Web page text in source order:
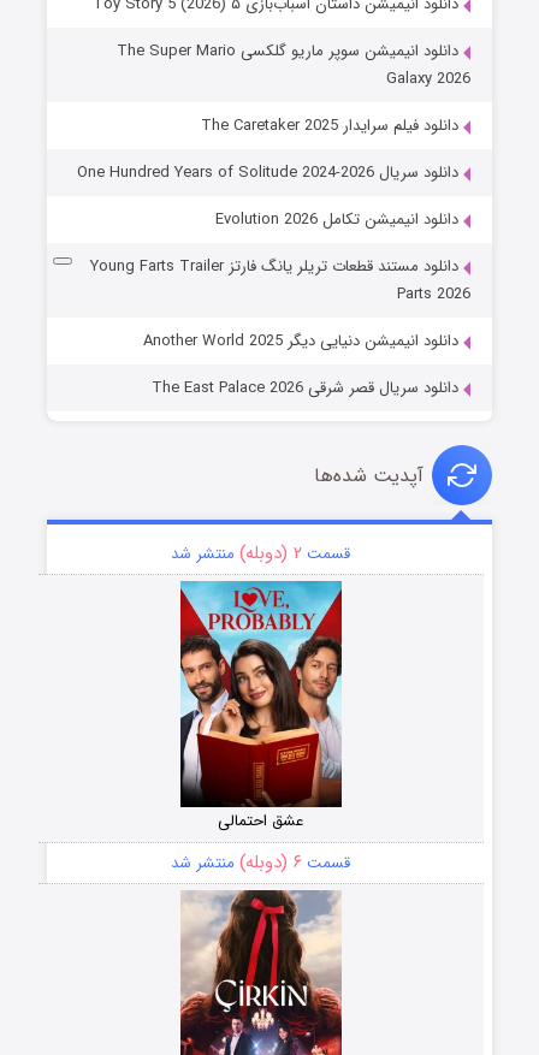
دانلود انیمیشن سوپر ماریو گلکسی The Super Mario
Galaxy 2026
دانلود فیلم سرایدار The Caretaker 2025
دانلود سریال One Hundred Years of Solitude 2024-2026
دانلود انیمیشن تکامل Evolution 2026
دانلود مستند قطعات تریلر یانگ فارتز Young Farts Trailer
Parts 2026
دانلود انیمیشن دنیایی دیگر Another World 2025
دانلود سریال قصر شرقی The East Palace 2026
آپدیت شده‌ها
قسمت ۲ (دوبله) منتشر شد
عشق احتمالی
قسمت ۶ (دوبله) منتشر شد